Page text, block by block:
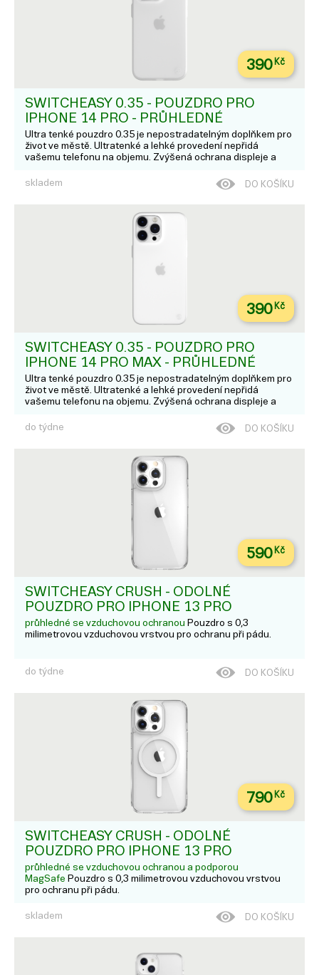
390Kč
SWITCHEASY 0.35 - POUZDRO PRO
IPHONE 14 PRO - PRŮHLEDNÉ
Ultra tenké pouzdro 0.35 je nepostradatelným doplňkem pro
život ve městě. Ultratenké a lehké provedení nepřidá
vašemu telefonu na objemu. Zvýšená ochrana displeje a
Ultratenký design a lehké pouz...
skladem DO KOŠÍKU
390Kč
SWITCHEASY 0.35 - POUZDRO PRO
IPHONE 14 PRO MAX - PRŮHLEDNÉ
Ultra tenké pouzdro 0.35 je nepostradatelným doplňkem pro
život ve městě. Ultratenké a lehké provedení nepřidá
vašemu telefonu na objemu. Zvýšená ochrana displeje a
Ultratenký design a lehké pouz...
do týdne DO KOŠÍKU
590Kč
SWITCHEASY CRUSH - ODOLNÉ
POUZDRO PRO IPHONE 13 PRO
průhledné se vzduchovou ochranou Pouzdro s 0,3
milimetrovou vzduchovou vrstvou pro ochranu při pádu.
do týdne DO KOŠÍKU
790Kč
SWITCHEASY CRUSH - ODOLNÉ
POUZDRO PRO IPHONE 13 PRO
průhledné se vzduchovou ochranou a podporou
MagSafe Pouzdro s 0,3 milimetrovou vzduchovou vrstvou
pro ochranu při pádu.
skladem DO KOŠÍKU